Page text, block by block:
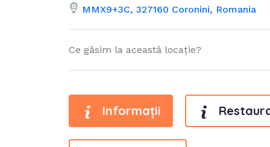
MMX9+3C, 327160 Coronini, Romania
Ce găsim la această locație?
Informații